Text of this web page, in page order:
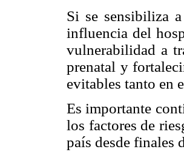
Si se sensibiliza
influencia del
vulnerabilidad a
prenatal y
evitables tanto en
Es importante
los factores de
país desde finales